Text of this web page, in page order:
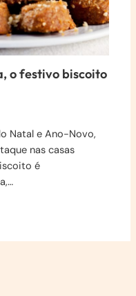
o festivo biscoito
Natal e Ano-Novo,
nas casas
é